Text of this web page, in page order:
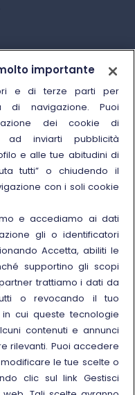
importante
e di terze parti per
di navigazione. Puoi
dei cookie di
inviarti pubblicità
e alle tue abitudini di
tutti” o chiudendo il
con i soli cookie
e accediamo ai dati
gli o identificatori
Accetta, abiliti le
supportino gli scopi
trattiamo i dati da
o revocando il tuo
cui queste tecnologie
contenuti e annunci
rilevanti. Puoi accedere
le tue scelte o
clic sul link Gestisci